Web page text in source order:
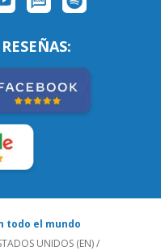
todo el mundo
UNIDOS (EN)/